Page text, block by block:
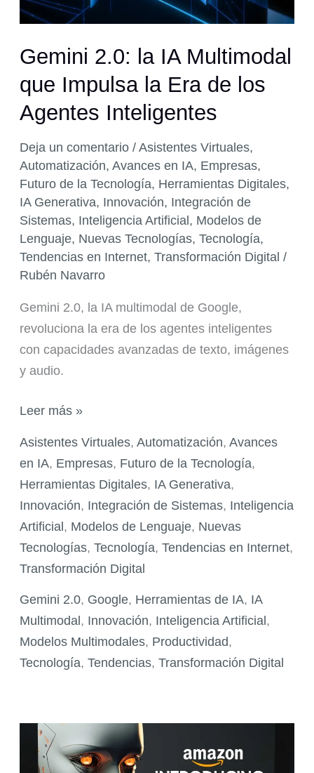
Gemini 2.0: la IA Multimodal
que Impulsa la Era de los
Agentes Inteligentes
Deja un comentario /Asistentes Virtuales,
Automatización,Avances en IA, Empresas,
Futuro de la Tecnología, Herramientas Digitales,
IA Generativa, Innovación, Integración de
Sistemas, Inteligencia Artificial, Modelos de
Lenguaje, Nuevas Tecnologías,Tecnología,
Tendencias en Internet,Transformación Digital /
Rubén Navarro
Gemini 2.0, la IA multimodal de Google,
revoluciona la era de los agentes inteligentes
con capacidades avanzadas de texto, imágenes
y audio.
Gemini
de
los
Agentes
Inteligentes
Leer más »
Asistentes Virtuales,Automatización,Avances
en IA, Empresas, Futuro de la Tecnología,
Herramientas Digitales, IA Generativa,
Innovación, Integración de Sistemas, Inteligencia
Artificial, Modelos de Lenguaje, Nuevas
Tecnologías,Tecnología,Tendencias en Internet,
Transformación Digital
Gemini 2.0, Google, Herramientas de IA, IA
Multimodal, Innovación, Inteligencia Artificial,
Modelos Multimodales, Productividad,
Tecnología,Tendencias,Transformación Digital